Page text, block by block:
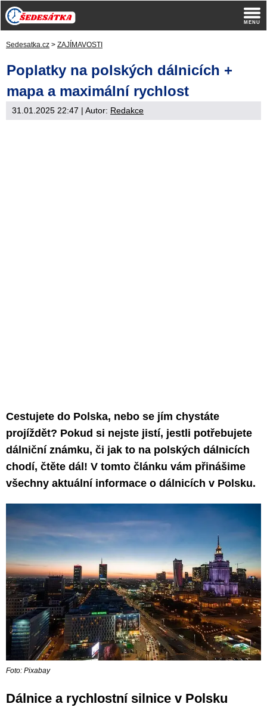
Sedesatka.cz > ZAJÍMAVOSTI
Poplatky na polských dálnicích +
mapa a maximální rychlost
31.01.2025 22:47 | Autor: Redakce
Cestujete do Polska, nebo se jím chystáte
projíždět? Pokud si nejste jistí, jestli potřebujete
dálniční známku, či jak to na polských dálnicích
chodí, čtěte dál! V tomto článku vám přinášime
všechny aktuální informace o dálnicích v Polsku.
Foto: Pixabay
Dálnice a rychlostní silnice v Polsku